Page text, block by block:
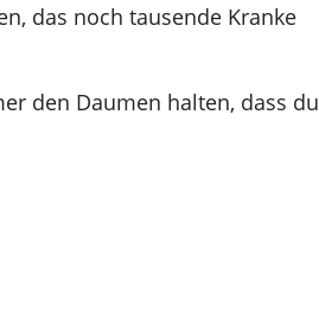
das noch tausende Kranke
den Daumen halten, dass du